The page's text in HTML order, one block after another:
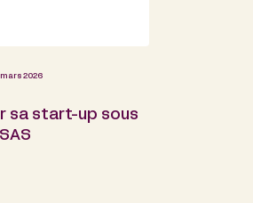
mars 2026
sa start-up sous